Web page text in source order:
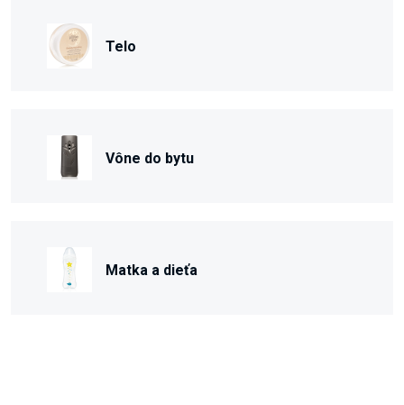
Telo
Vône do bytu
Matka a dieťa